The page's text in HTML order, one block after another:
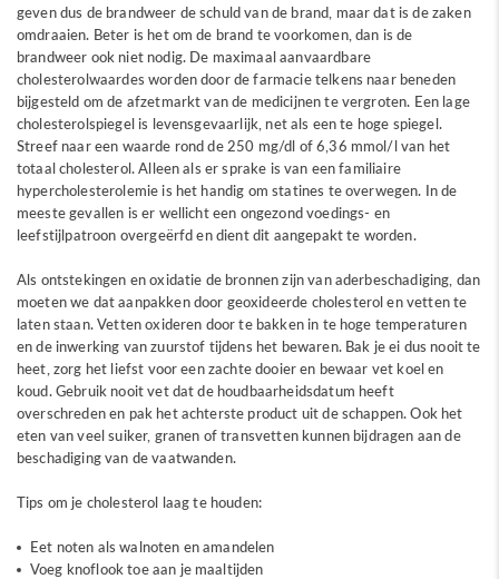
geven dus de brandweer de schuld van de brand, maar dat is de zaken
omdraaien. Beter is het om de brand te voorkomen, dan is de
brandweer ook niet nodig. De maximaal aanvaardbare
cholesterolwaardes worden door de farmacie telkens naar beneden
bijgesteld om de afzetmarkt van de medicijnen te vergroten. Een lage
cholesterolspiegel is levensgevaarlijk, net als een te hoge spiegel.
Streef naar een waarde rond de 250 mg/dl of 6,36 mmol/l van het
totaal cholesterol. Alleen als er sprake is van een familiaire
hypercholesterolemie is het handig om statines te overwegen. In de
meeste gevallen is er wellicht een ongezond voedings- en
leefstijlpatroon overgeërfd en dient dit aangepakt te worden.
Als ontstekingen en oxidatie de bronnen zijn van aderbeschadiging, dan
moeten we dat aanpakken door geoxideerde cholesterol en vetten te
laten staan. Vetten oxideren door te bakken in te hoge temperaturen
en de inwerking van zuurstof tijdens het bewaren. Bak je ei dus nooit te
heet, zorg het liefst voor een zachte dooier en bewaar vet koel en
koud. Gebruik nooit vet dat de houdbaarheidsdatum heeft
overschreden en pak het achterste product uit de schappen. Ook het
eten van veel suiker, granen of transvetten kunnen bijdragen aan de
beschadiging van de vaatwanden.
Tips om je cholesterol laag te houden:
Eet noten als walnoten en amandelen
Voeg knoflook toe aan je maaltijden